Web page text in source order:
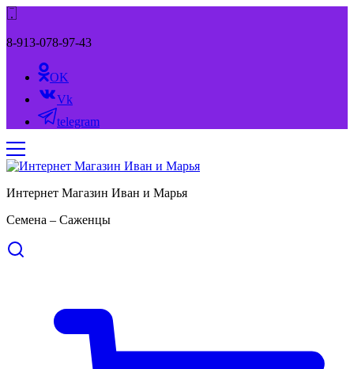
8-913-078-97-43
OK
Vk
telegram
Интернет Магазин Иван и Марья
Семена – Саженцы